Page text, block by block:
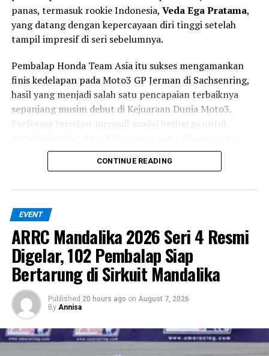
panas, termasuk rookie Indonesia, Veda Ega Pratama,
yang datang dengan kepercayaan diri tinggi setelah
tampil impresif di seri sebelumnya.
Pembalap Honda Team Asia itu sukses mengamankan
finis kedelapan pada Moto3 GP Jerman di Sachsenring,
hasil yang menjadi salah satu pencapaian terbaiknya
sepanjang musim debut di Kejuaraan Dunia Moto3.
Performa tersebut menjadi modal berharga untuk
mengalir (flowing), dan memiliki cuaca yang sulit
diprediksi.
Selain Veda, Honda Team Asia juga menghadirkan
pembalap Thailand
menjalani debut di Moto3 World Championship
menggantikan Zen Mitani yang masih menjalani
pemulihan cedera tangan. Kiattisak sendiri merupakan
pembalap binaan Honda yang saat ini berkompetisi di
FIM JuniorGP World Championship serta Red Bull
MotoGP Rookies Cup.
Silverstone menjadi salah satu sirkuit paling ikonik
dalam kalender MotoGP dengan sejarah lebih dari tujuh
CONTINUE READING
EVENT
ARRC Mandalika 2026 Seri 4 Resmi
Digelar, 102 Pembalap Siap
Bertarung di Sirkuit Mandalika
Published 20 hours ago on August 7, 2026
By Annisa